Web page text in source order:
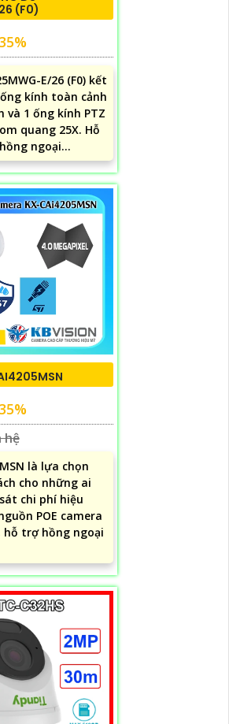
(F0)
E/26 (F0) kết
kính toàn cảnh
và 1 ống kính PTZ
quang 25X. Hỗ
ngoại...
hệ
là lựa chọn
cho những ai
chi phí hiệu
POE camera
hỗ trợ hồng ngoại